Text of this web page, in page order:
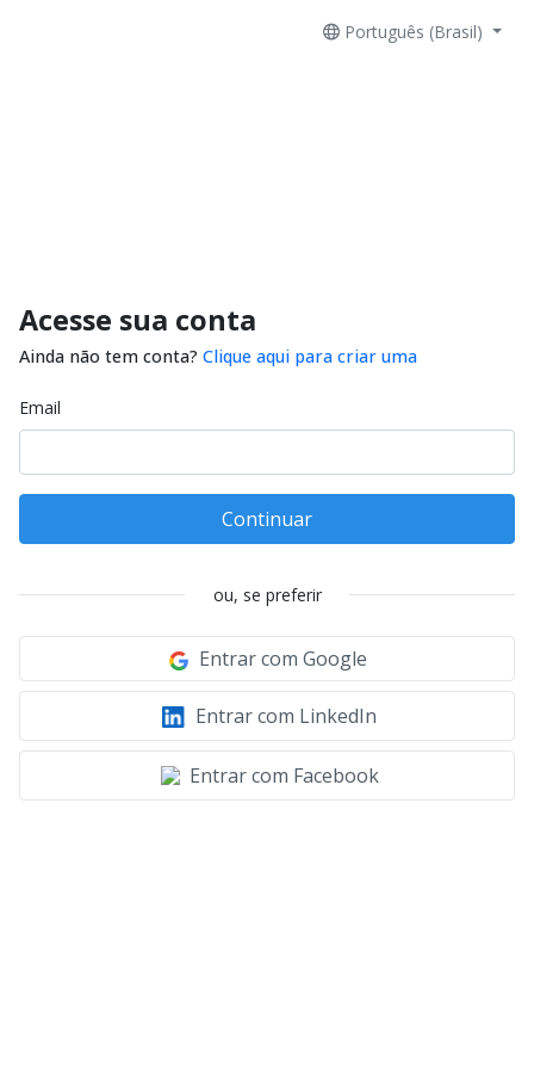
Português (Brasil)
Acesse sua conta
Ainda não tem conta? Clique aqui para criar uma
Email
Continuar
ou, se preferir
Entrar com Google
Entrar com LinkedIn
Entrar com Facebook